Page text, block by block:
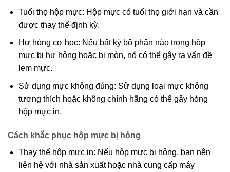
Tuổi thọ hộp mực: Hộp mực có tuổi thọ giới hạn và cần
được thay thế định kỳ.
Hư hỏng cơ học: Nếu bất kỳ bộ phận nào trong hộp
mực bị hư hỏng hoặc bị mòn, nó có thể gây ra vấn đề
lem mực.
Sử dụng mực không đúng: Sử dụng loại mực không
tương thích hoặc không chính hãng có thể gây hỏng
hộp mực in.
Cách khắc phục hộp mực bị hỏng
Thay thế hộp mực in: Nếu hộp mực bị hỏng, bạn nên
liên hệ với nhà sản xuất hoặc nhà cung cấp máy